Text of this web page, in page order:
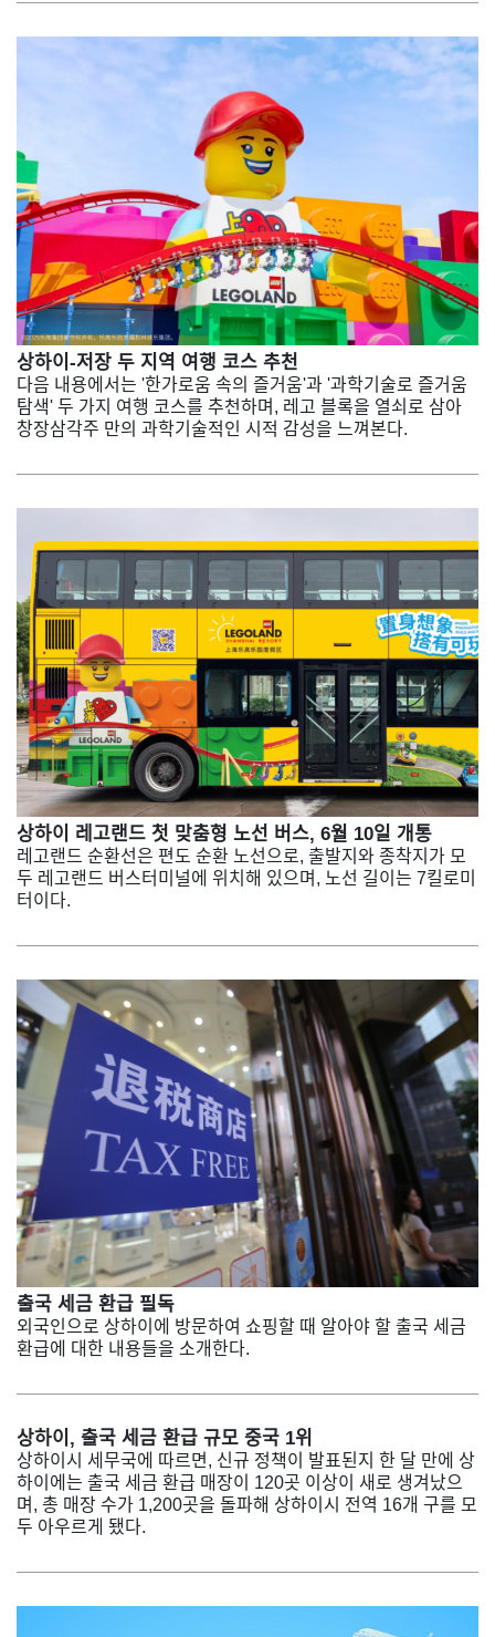
상하이-저장 두 지역 여행 코스 추천
다음 내용에서는 '한가로움 속의 즐거움'과 '과학기술로 즐거움
탐색' 두 가지 여행 코스를 추천하며, 레고 블록을 열쇠로 삼아
창장삼각주 만의 과학기술적인 시적 감성을 느껴본다.
상하이 레고랜드 첫 맞춤형 노선 버스, 6월 10일 개통
레고랜드 순환선은 편도 순환 노선으로, 출발지와 종착지가 모
두 레고랜드 버스터미널에 위치해 있으며, 노선 길이는 7킬로미
터이다.
출국 세금 환급 필독
외국인으로 상하이에 방문하여 쇼핑할 때 알아야 할 출국 세금
환급에 대한 내용들을 소개한다.
상하이, 출국 세금 환급 규모 중국 1위
상하이시 세무국에 따르면, 신규 정책이 발표된지 한 달 만에 상
하이에는 출국 세금 환급 매장이 120곳 이상이 새로 생겨났으
며, 총 매장 수가 1,200곳을 돌파해 상하이시 전역 16개 구를 모
두 아우르게 됐다.